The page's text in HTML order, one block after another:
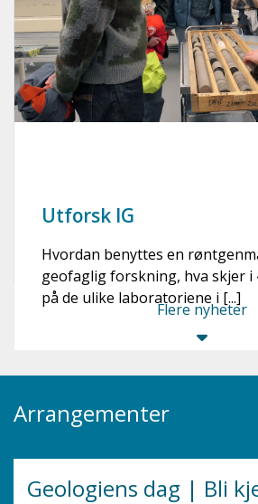
Utforsk IG
Hvordan benyttes en
geofaglig forskning, hva skjer i
på de ulike laboratoriene i [...]
Flere nyheter
Arrangementer
Geologiens dag | Bli